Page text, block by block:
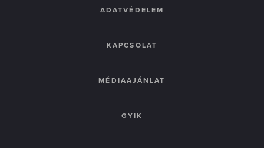
ADATVÉDELEM
KAPCSOLAT
MÉDIAAJÁNLAT
GYIK